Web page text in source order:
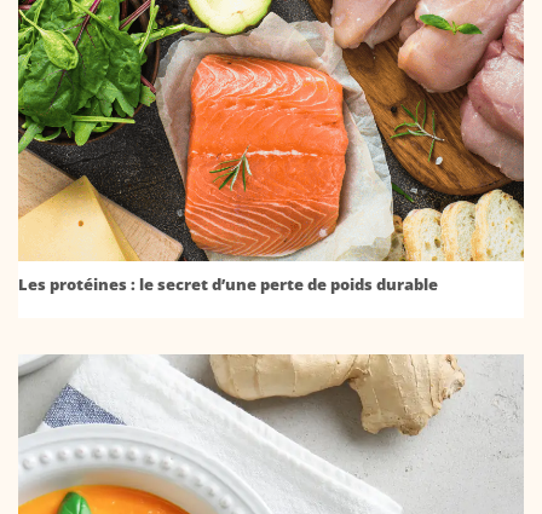
Les protéines : le secret d’une perte de poids durable